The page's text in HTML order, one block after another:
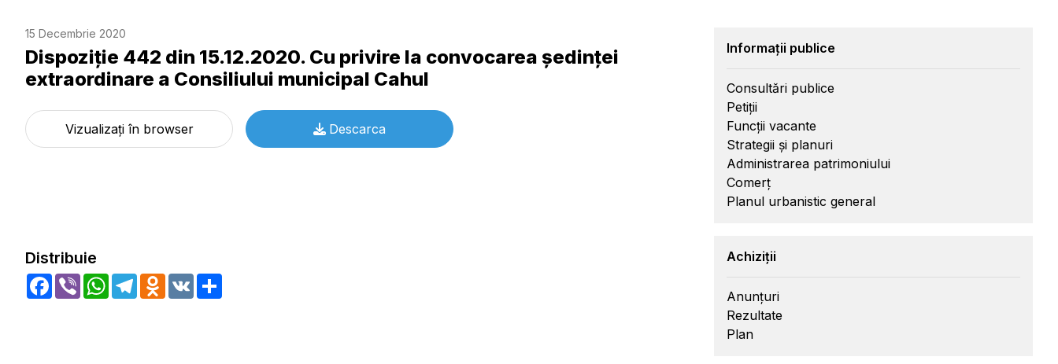
15 Decembrie 2020
Dispoziție 442 din 15.12.2020. Cu privire la convocarea şedinţei
extraordinare a Consiliului municipal Cahul
Vizualizați în browser Descarca
Distribuie
Facebook
Viber WhatsApp
TelegramOdnoklassniki
VK
Informații publice
Consultări publice
Petiții
Funcții vacante
Strategii și planuri
Administrarea patrimoniului
Comerț
Planul urbanistic general
Achiziții
Anunțuri
Rezultate
Plan